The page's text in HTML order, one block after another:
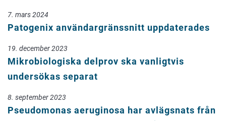
7. mars 2024
Patogenix användargränssnitt uppdaterades
19. december 2023
Mikrobiologiska delprov ska vanligtvis
undersökas separat
8. september 2023
Pseudomonas aeruginosa har avlägsnats från